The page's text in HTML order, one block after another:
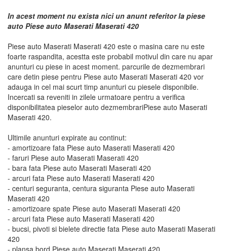
In acest moment nu exista nici un anunt referitor la piese
auto Piese auto Maserati Maserati 420
Piese auto Maserati Maserati 420 este o masina care nu este
foarte raspandita, acestta este probabil motivul din care nu apar
anunturi cu piese in acest moment. parcurile de dezmembrari
care detin piese pentru Piese auto Maserati Maserati 420 vor
adauga in cel mai scurt timp anunturi cu piesele disponibile.
Incercati sa reveniti in zilele urmatoare pentru a verifica
disponibilitatea pieselor auto dezmembrariPiese auto Maserati
Maserati 420.
Ultimile anunturi expirate au continut:
- amortizoare fata Piese auto Maserati Maserati 420
- faruri Piese auto Maserati Maserati 420
- bara fata Piese auto Maserati Maserati 420
- arcuri fata Piese auto Maserati Maserati 420
- centuri seguranta, centura siguranta Piese auto Maserati
Maserati 420
- amortizoare spate Piese auto Maserati Maserati 420
- arcuri fata Piese auto Maserati Maserati 420
- bucsi, pivoti si bielete directie fata Piese auto Maserati Maserati
420
- plansa bord Piese auto Maserati Maserati 420